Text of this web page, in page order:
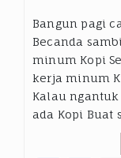
Bangun pagi
Becanda
minum Kopi
kerja minum
Kalau
ada Kopi